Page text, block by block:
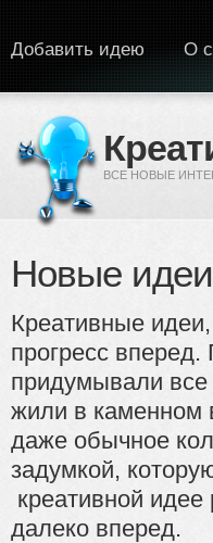
ВСЕ НОВЫЕ
Добавить идею О
Новые идеи
Креативные
прогресс
придумывали
жили в каменном
даже обычное
задумкой,
креативной идее
далеко вперед.